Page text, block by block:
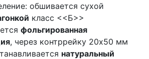
обшивается сухой
класс <<Б>>
фольгированная
, через контррейку 20х50 мм
натуральный